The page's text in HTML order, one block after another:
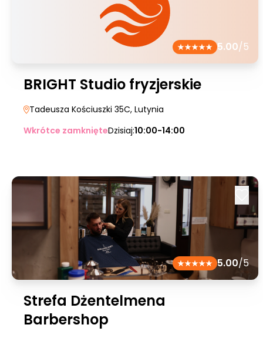
5.00/5
BRIGHT Studio fryzjerskie
Tadeusza Kościuszki 35C, Lutynia
Wkrótce zamknięteDzisiaj:10:00-14:00
5.00/5
Strefa Dżentelmena
Barbershop